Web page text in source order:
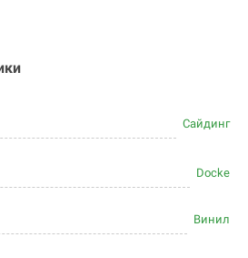
Сайдинг
Docke
Винил